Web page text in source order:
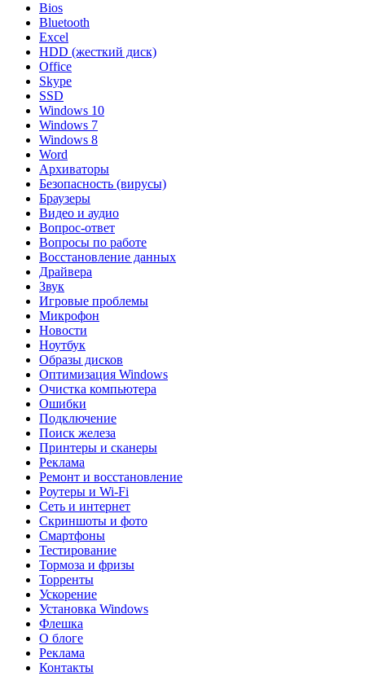
Bios
Bluetooth
Excel
HDD (жесткий диск)
Office
Skype
SSD
Windows 10
Windows 7
Windows 8
Word
Архиваторы
Безопасность (вирусы)
Браузеры
Видео и аудио
Вопрос-ответ
Вопросы по работе
Восстановление данных
Драйвера
Звук
Игровые проблемы
Микрофон
Новости
Ноутбук
Образы дисков
Оптимизация Windows
Очистка компьютера
Ошибки
Подключение
Поиск железа
Принтеры и сканеры
Реклама
Ремонт и восстановление
Роутеры и Wi-Fi
Сеть и интернет
Скриншоты и фото
Смартфоны
Тестирование
Тормоза и фризы
Торренты
Ускорение
Установка Windows
Флешка
О блоге
Реклама
Контакты